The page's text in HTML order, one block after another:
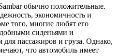
обычно положительные.
экономичность и
того, многие любят его
сиденьями и
для пассажиров и груза. Однако,
что автомобиль имеет